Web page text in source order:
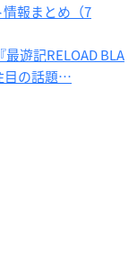
報まとめ（7
遊記RELOAD BLA
目の話題…